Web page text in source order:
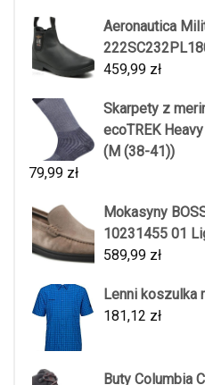
Aeronautica
459,99 zł
Skarpety z
ecoTREK
(M (38-41))
79,99 zł
Mokasyny
10231455 01
589,99 zł
Lenni koszulka
181,12 zł
Buty Columbia